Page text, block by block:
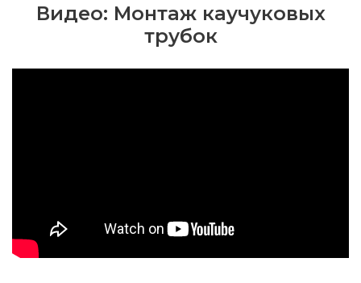
Видео: Монтаж каучуковых
трубок